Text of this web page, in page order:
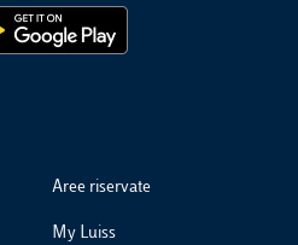
Aree riservate
My Luiss